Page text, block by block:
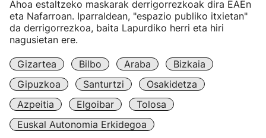
Ahoa estaltzeko maskarak derrigorrezkoak dira EAEn
eta Nafarroan. Iparraldean, "espazio publiko itxietan"
da derrigorrezkoa, baita Lapurdiko herri eta hiri
nagusietan ere.
Gizartea Bilbo Araba
Bizkaia
Gipuzkoa
Santurtzi
Osakidetza
Azpeitia
Elgoibar
Tolosa
Euskal Autonomia Erkidegoa